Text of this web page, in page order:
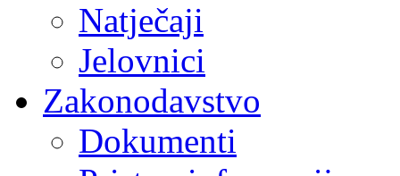
Natječaji
Jelovnici
Zakonodavstvo
Dokumenti